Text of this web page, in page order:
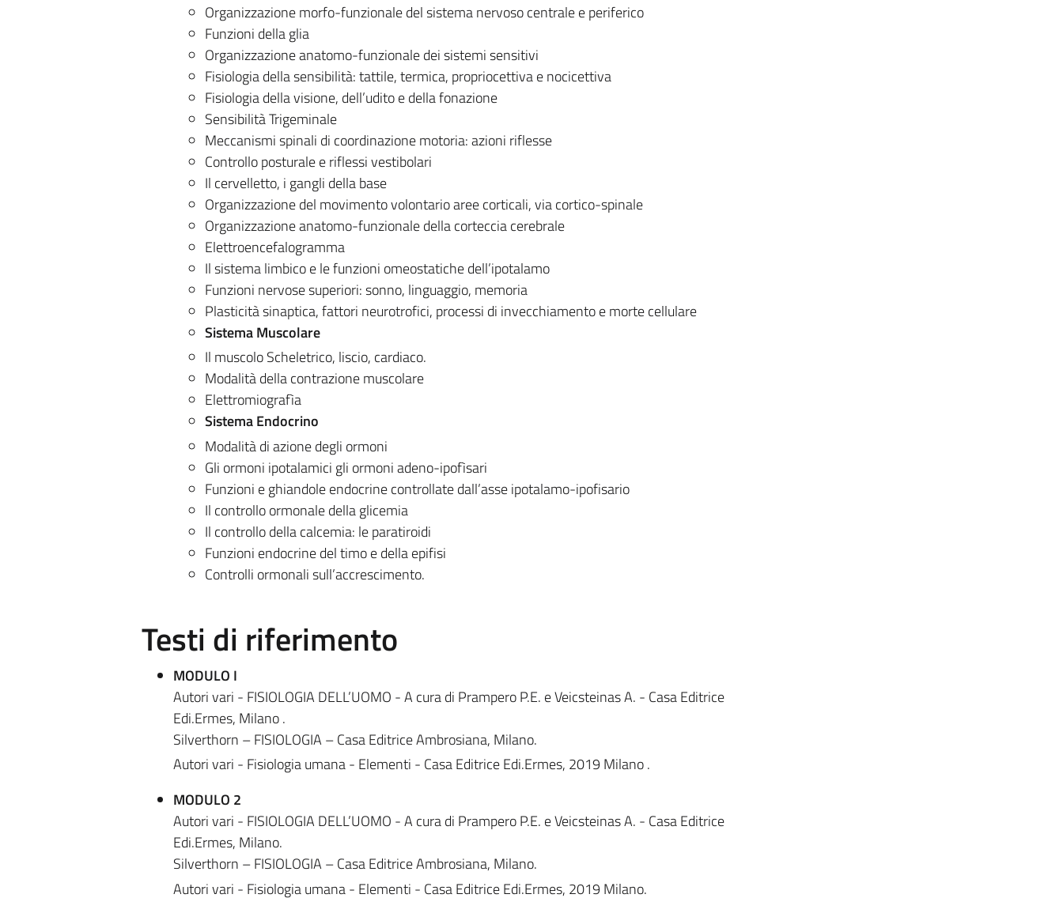
Organizzazione morfo-funzionale del sistema nervoso centrale e periferico
Funzioni della glia
Organizzazione anatomo-funzionale dei sistemi sensitivi
Fisiologia della sensibilità: tattile, termica, propriocettiva e nocicettiva
Fisiologia della visione, dell’udito e della fonazione
Sensibilità Trigeminale
Meccanismi spinali di coordinazione motoria: azioni riflesse
Controllo posturale e riflessi vestibolari
Il cervelletto, i gangli della base
Organizzazione del movimento volontario aree corticali, via cortico-spinale
Organizzazione anatomo-funzionale della corteccia cerebrale
Elettroencefalogramma
Il sistema limbico e le funzioni omeostatiche dell’ipotalamo
Funzioni nervose superiori: sonno, linguaggio, memoria
Plasticità sinaptica, fattori neurotrofici, processi di invecchiamento e morte cellulare
Sistema Muscolare
Il muscolo Scheletrico, liscio, cardiaco.
Modalità della contrazione muscolare
Elettromiografìa
Sistema Endocrino
Modalità di azione degli ormoni
Gli ormoni ipotalamici gli ormoni adeno-ipofìsari
Funzioni e ghiandole endocrine controllate dall’asse ipotalamo-ipofisario
Il controllo ormonale della glicemia
Il controllo della calcemia: le paratiroidi
Funzioni endocrine del timo e della epifisi
Controlli ormonali sull’accrescimento.
Testi di riferimento
MODULO I
Autori vari - FISIOLOGIA DELL’UOMO - A cura di Prampero P.E. e Veicsteinas A. - Casa Editrice
Edi.Ermes, Milano .
Silverthorn – FISIOLOGIA – Casa Editrice Ambrosiana, Milano.
Autori vari - Fisiologia umana - Elementi - Casa Editrice Edi.Ermes, 2019 Milano .
MODULO 2
Autori vari - FISIOLOGIA DELL’UOMO - A cura di Prampero P.E. e Veicsteinas A. - Casa Editrice
Edi.Ermes, Milano.
Silverthorn – FISIOLOGIA – Casa Editrice Ambrosiana, Milano.
Autori vari - Fisiologia umana - Elementi - Casa Editrice Edi.Ermes, 2019 Milano.